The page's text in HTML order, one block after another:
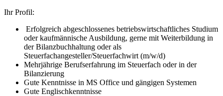
Ihr Profil:
Erfolgreich abgeschlossenes betriebswirtschaftliches Studium
oder kaufmännische Ausbildung, gerne mit Weiterbildung in
der Bilanzbuchhaltung oder als
Steuerfachangesteller/Steuerfachwirt (m/w/d)
Mehrjährige Berufserfahrung im Steuerfach oder in der
Bilanzierung
Gute Kenntnisse in MS Office und gängigen Systemen
Gute Englischkenntnisse